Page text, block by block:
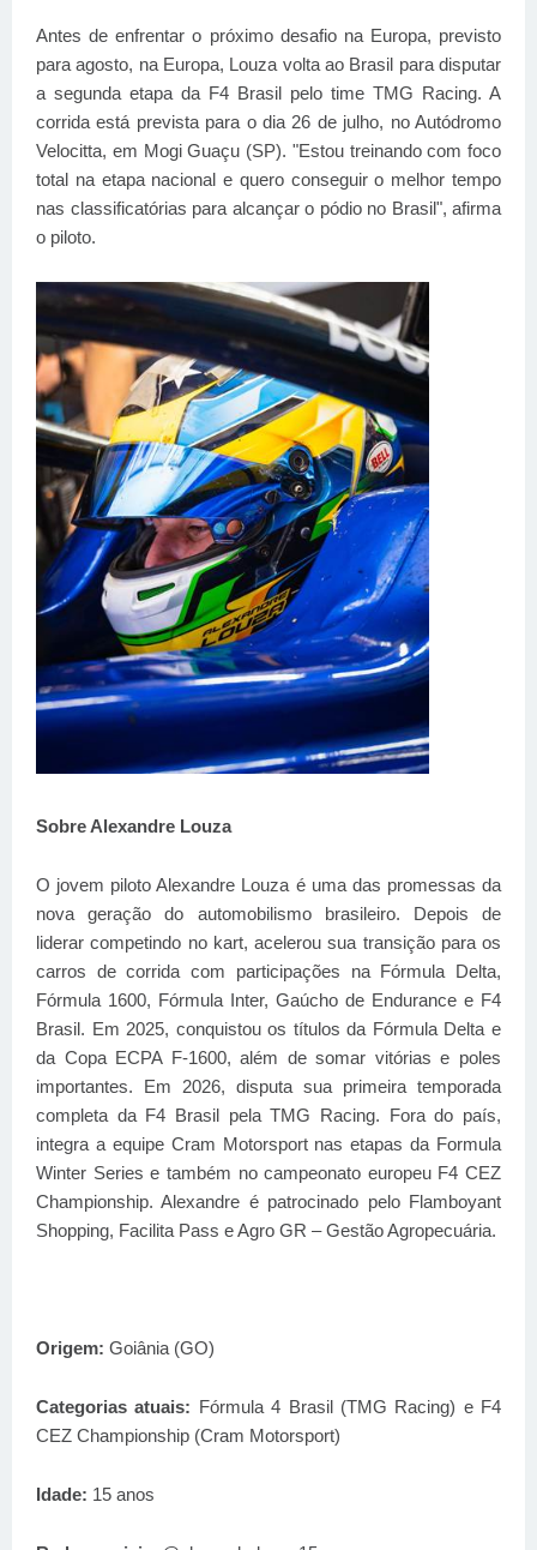
Antes de enfrentar o próximo desafio na Europa, previsto
para agosto, na Europa, Louza volta ao Brasil para disputar
a segunda etapa da F4 Brasil pelo time TMG Racing. A
corrida está prevista para o dia 26 de julho, no Autódromo
Velocitta, em Mogi Guaçu (SP). "Estou treinando com foco
total na etapa nacional e quero conseguir o melhor tempo
nas classificatórias para alcançar o pódio no Brasil", afirma
o piloto.
Sobre Alexandre Louza
O jovem piloto Alexandre Louza é uma das promessas da
nova geração do automobilismo brasileiro. Depois de
liderar competindo no kart, acelerou sua transição para os
carros de corrida com participações na Fórmula Delta,
Fórmula 1600, Fórmula Inter, Gaúcho de Endurance e F4
Brasil. Em 2025, conquistou os títulos da Fórmula Delta e
da Copa ECPA F-1600, além de somar vitórias e poles
importantes. Em 2026, disputa sua primeira temporada
completa da F4 Brasil pela TMG Racing. Fora do país,
integra a equipe Cram Motorsport nas etapas da Formula
Winter Series e também no campeonato europeu F4 CEZ
Championship. Alexandre é patrocinado pelo Flamboyant
Shopping, Facilita Pass e Agro GR – Gestão Agropecuária.
Origem: Goiânia (GO)
Categorias atuais: Fórmula 4 Brasil (TMG Racing) e F4
CEZ Championship (Cram Motorsport)
Idade: 15 anos